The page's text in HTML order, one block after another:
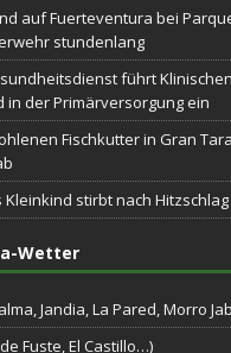
auf Fuerteventura bei
stundenlang
führt
in der Primärversorgung ein
Fischkutter in Gran
Kleinkind stirbt nach
Wetter
Jandia, La Pared, Morro
Fuste, El Castillo…)